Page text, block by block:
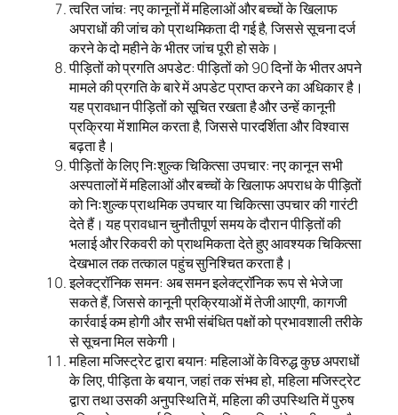
त्वरित जांच: नए कानूनों में महिलाओं और बच्चों के खिलाफ
अपराधों की जांच को प्राथमिकता दी गई है, जिससे सूचना दर्ज
करने के दो महीने के भीतर जांच पूरी हो सके।
पीड़ितों को प्रगति अपडेट: पीड़ितों को 90 दिनों के भीतर अपने
मामले की प्रगति के बारे में अपडेट प्राप्त करने का अधिकार है।
यह प्रावधान पीड़ितों को सूचित रखता है और उन्हें कानूनी
प्रक्रिया में शामिल करता है, जिससे पारदर्शिता और विश्वास
बढ़ता है।
पीड़ितों के लिए निःशुल्क चिकित्सा उपचार: नए कानून सभी
अस्पतालों में महिलाओं और बच्चों के खिलाफ अपराध के पीड़ितों
को निःशुल्क प्राथमिक उपचार या चिकित्सा उपचार की गारंटी
देते हैं। यह प्रावधान चुनौतीपूर्ण समय के दौरान पीड़ितों की
भलाई और रिकवरी को प्राथमिकता देते हुए आवश्यक चिकित्सा
देखभाल तक तत्काल पहुंच सुनिश्चित करता है।
इलेक्ट्रॉनिक समन: अब समन इलेक्ट्रॉनिक रूप से भेजे जा
सकते हैं, जिससे कानूनी प्रक्रियाओं में तेजी आएगी, कागजी
कार्रवाई कम होगी और सभी संबंधित पक्षों को प्रभावशाली तरीके
से सूचना मिल सकेगी।
महिला मजिस्ट्रेट द्वारा बयान: महिलाओं के विरुद्ध कुछ अपराधों
के लिए, पीड़िता के बयान, जहां तक ​​संभव हो, महिला मजिस्ट्रेट
द्वारा तथा उसकी अनुपस्थिति में, महिला की उपस्थिति में पुरुष